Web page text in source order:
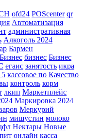
ofd24 POScenter qr
Автоматизация
административная
Алкоголь 2024
Бармен
Бизнес бизнес Бизнес
егаис занятость икра
5 кассовое по Качество
контроль корм
лкип Маркетплейс
Маркировка 2024
Меркурий
мишустин молоко
Нектары Новые
онлайн касса